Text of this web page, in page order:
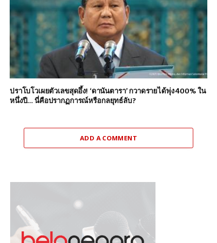
ปราโบโวเผยตัวเลขสุดอึ้ง! ‘ดานันตารา’ กวาดรายได้พุ่ง 400% ใน
หนึ่งปี… นี่คือปรากฏการณ์หรือกลยุทธ์ลับ?
ADD A COMMENT